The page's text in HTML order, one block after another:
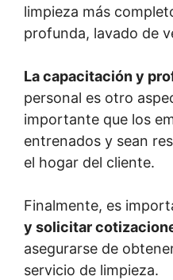
limpieza más
profunda, lavado de
La capacitación y
personal es otro
importante que los
entrenados y sean
el hogar del cliente.
Finalmente, es
y solicitar
asegurarse de
servicio de limpieza.